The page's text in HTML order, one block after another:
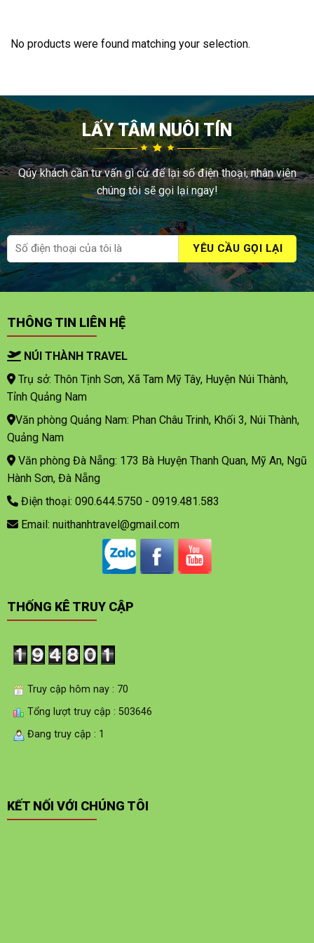
No products were found matching your selection.
LẤY TÂM NUÔI TÍN
Qúy khách cần tư vấn gì cứ để lại số điện thoại, nhân viên
chúng tôi sẽ gọi lại ngay!
THÔNG TIN LIÊN HỆ
NÚI THÀNH TRAVEL
Trụ sở: Thôn Tịnh Sơn, Xã Tam Mỹ Tây, Huyện Núi Thành,
Tỉnh Quảng Nam
Văn phòng Quảng Nam: Phan Châu Trinh, Khối 3, Núi Thành,
Quảng Nam
Văn phòng Đà Nẵng: 173 Bà Huyện Thanh Quan, Mỹ An, Ngũ
Hành Sơn, Đà Nẵng
Điện thoại: 090.644.5750 - 0919.481.583
Email: nuithanhtravel@gmail.com
THỐNG KÊ TRUY CẬP
Truy cập hôm nay : 70
Tổng lượt truy cập : 503646
Đang truy cập : 1
KẾT NỐI VỚI CHÚNG TÔI